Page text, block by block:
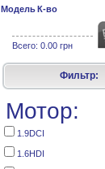
МодельК-во
Всего: 0.00 грн
Фильтр:
Мотор:
1.9DCI
1.6HDI